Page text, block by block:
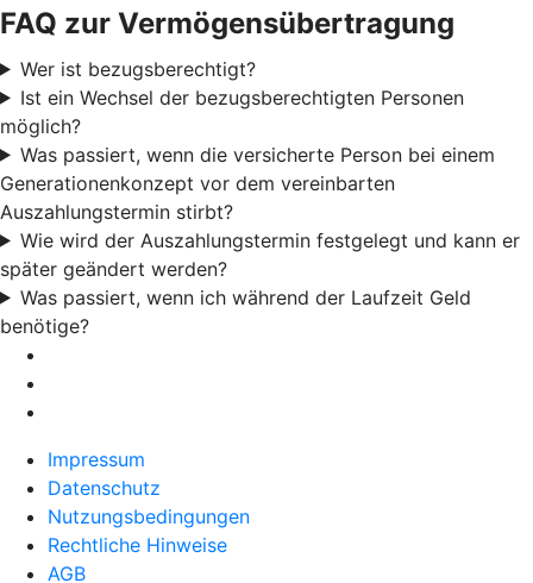
FAQ zur Vermögensübertragung
Wer ist bezugsberechtigt?
Ist ein Wechsel der bezugsberechtigten Personen
möglich?
Was passiert, wenn die versicherte Person bei einem
Generationenkonzept vor dem vereinbarten
Auszahlungstermin stirbt?
Wie wird der Auszahlungstermin festgelegt und kann er
später geändert werden?
Was passiert, wenn ich während der Laufzeit Geld
benötige?
Impressum
Datenschutz
Nutzungsbedingungen
Rechtliche Hinweise
AGB